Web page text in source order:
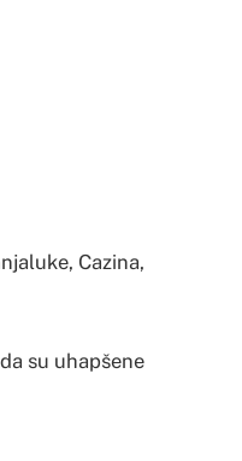
Cazina,
su uhapšene